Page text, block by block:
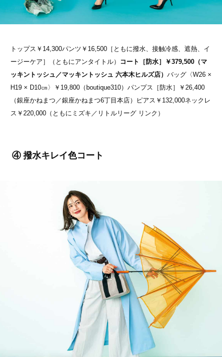
トップス￥14,300パンツ￥16,500［ともに撥水、接触冷感、遮熱、イ
ージーケア］（ともにアンタイトル）
コート［防水］￥379,500（マ
ッキントッシュ／マッキントッシュ 六本木ヒルズ店） バッグ〈W26 ×
H19 × D10㎝〉￥19,800（boutique310）パンプス［防水］￥26,400
（銀座かねまつ／銀座かねまつ6丁目本店）ピアス￥132,000ネックレ
ス￥220,000（ともにミズキ／リトルリーグ リンク）
④ 撥水キレイ色コート